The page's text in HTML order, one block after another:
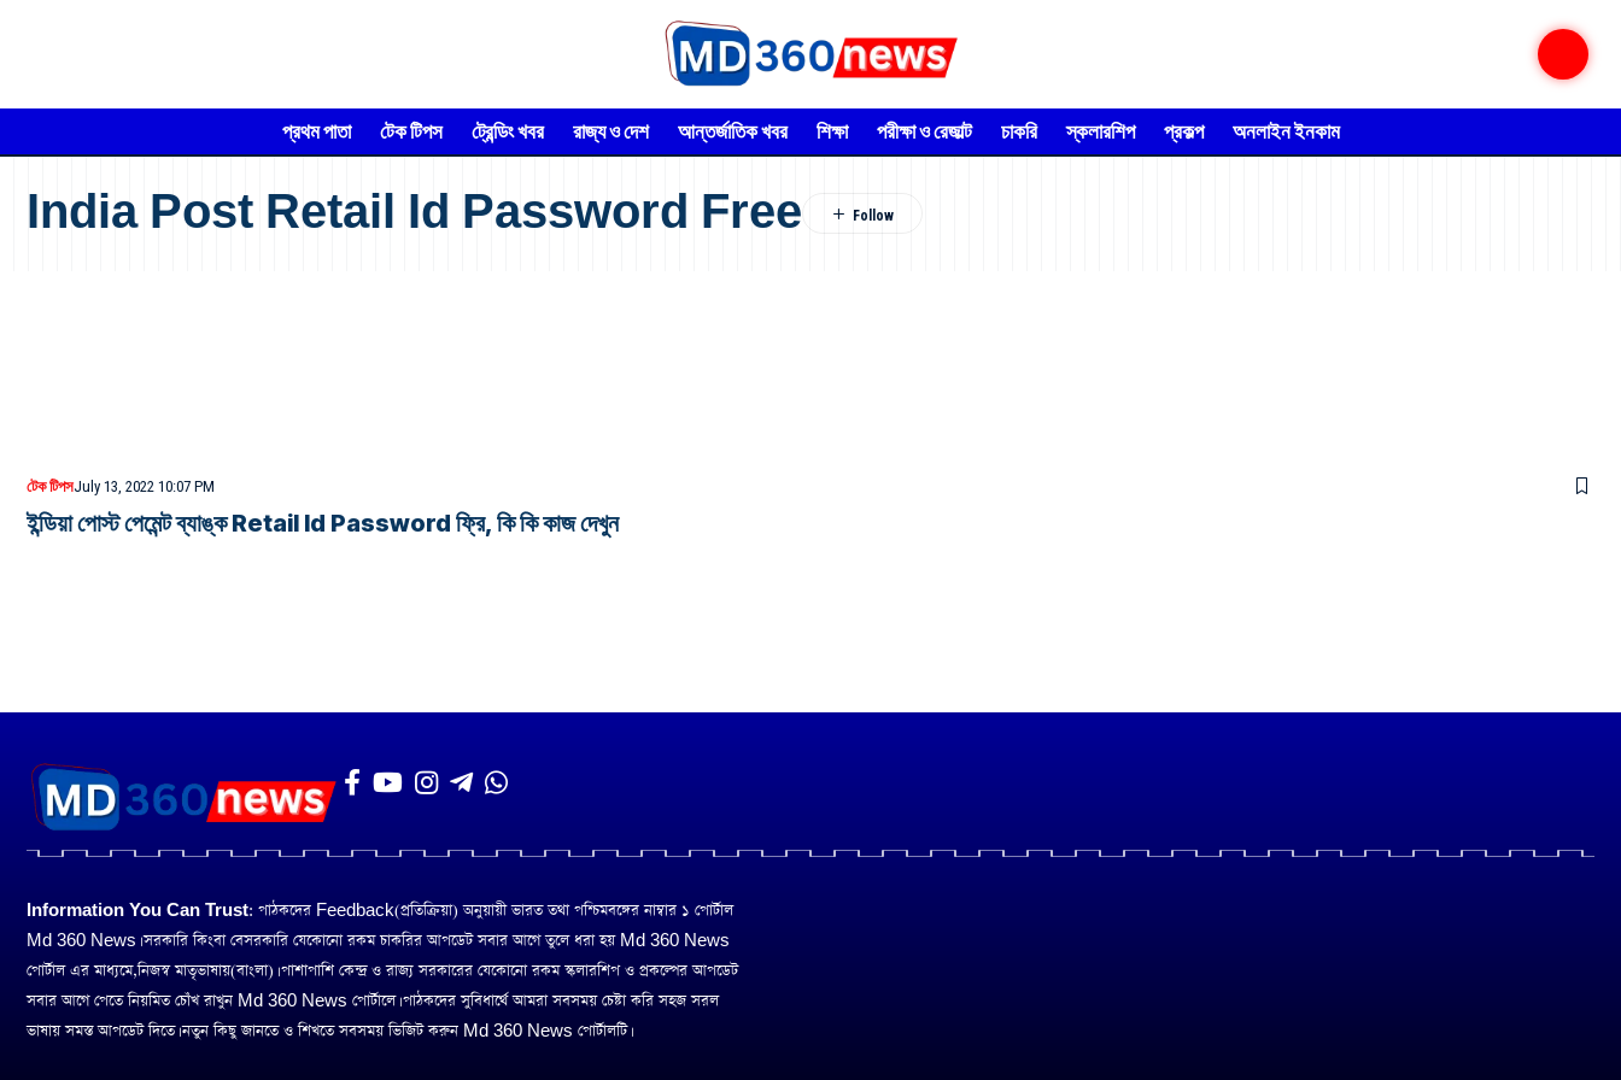
প্রথম পাতা টেক টিপস ট্রেন্ডিং খবর রাজ্য ও দেশ আন্তর্জাতিক খবর শিক্ষা পরীক্ষা ও রেজাল্ট চাকরি স্কলারশিপ প্রকল্প অনলাইন ইনকাম
India Post Retail Id Password Free
টেক টিপসJuly 13, 2022 10:07 PM
ইন্ডিয়া পোস্ট পেমেন্ট ব্যাঙ্ক Retail Id Password ফ্রি, কি কি কাজ দেখুন
Information You Can Trust: পাঠকদের Feedback(প্রতিক্রিয়া) অনুয়ায়ী ভারত তথা পশ্চিমবঙ্গের নাম্বার ১ পোর্টাল
Md 360 News। সরকারি কিংবা বেসরকারি যেকোনো রকম চাকরির আপডেট সবার আগে তুলে ধরা হয় Md 360 News
পোর্টাল এর মাধ্যমে,নিজস্ব মাতৃভাষায়(বাংলা)। পাশাপাশি কেন্দ্র ও রাজ্য সরকারের যেকোনো রকম স্কলারশিপ ও প্রকল্পের আপডেট
সবার আগে পেতে নিয়মিত চোঁখ রাখুন Md 360 News পোর্টালে। পাঠকদের সুবিধার্থে আমরা সবসময় চেষ্টা করি সহজ সরল
ভাষায় সমস্ত আপডেট দিতে। নতুন কিছু জানতে ও শিখতে সবসময় ভিজিট করুন Md 360 News পোর্টালটি।